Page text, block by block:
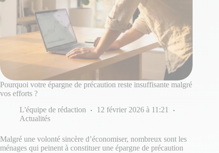
Pourquoi votre épargne de précaution reste insuffisante malgré
vos efforts ?
L'équipe de rédaction
12 février 2026 à 11:21
Actualités
Malgré une volonté sincère d’économiser, nombreux sont les
ménages qui peinent à constituer une épargne de précaution